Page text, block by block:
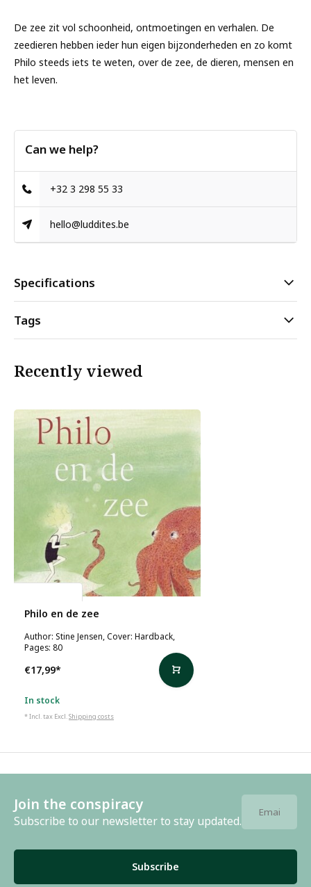
De zee zit vol schoonheid, ontmoetingen en verhalen. De
zeedieren hebben ieder hun eigen bijzonderheden en zo komt
Philo steeds iets te weten, over de zee, de dieren, mensen en
het leven.
Can we help?
+32 3 298 55 33
hello@luddites.be
Specifications
Tags
Recently viewed
Philo en de zee
Author: Stine Jensen, Cover: Hardback,
Pages: 80
€17,99*
In stock
* Incl. tax Excl.Shipping costs
Join the conspiracy
Subscribe to our newsletter to stay updated.
Subscribe